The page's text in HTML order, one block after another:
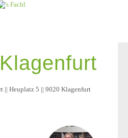
5 || 9020 Klagenfurt